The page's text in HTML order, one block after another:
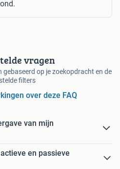
vragen
op je zoekopdracht en de
filters
over deze FAQ
van mijn
en passieve